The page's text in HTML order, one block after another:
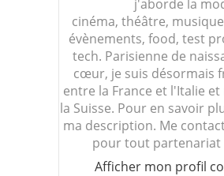
j'aborde la
cinéma, théâtre,
évènements, food, test
tech. Parisienne de
cœur, je suis désormais
entre la France et l'Italie
la Suisse. Pour en savoir
ma description. Me
pour tout partenariat
Afficher mon profil